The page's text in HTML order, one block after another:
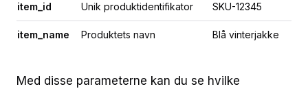
item_id Unik produktidentifikator SKU-12345
item_name Produktets navn Blå vinterjakke
Med disse parameterne kan du se hvilke